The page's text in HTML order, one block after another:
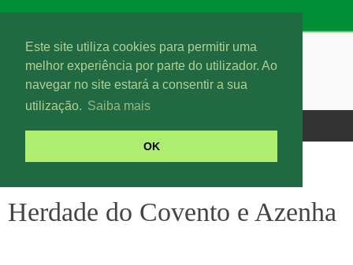
Este site utiliza cookies para permitir uma
melhor experiência por parte do utilizador. Ao
navegar no site estará a consentir a sua
utilização. Saiba mais
OK
Herdade do Covento e Azenha